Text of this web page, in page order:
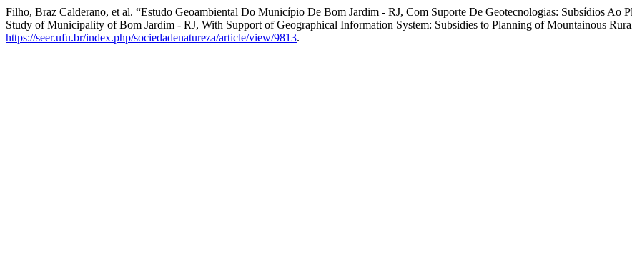
Filho, Braz Calderano, et al. “Estudo Geoambiental Do Município De Bom Jardim - RJ, Com Suporte De Geotecnologias: Subsídios Ao
Study of Municipality of Bom Jardim - RJ, With Support of Geographical Information System: Subsidies to Planning of Mountainous
https://seer.ufu.br/index.php/sociedadenatureza/article/view/9813.